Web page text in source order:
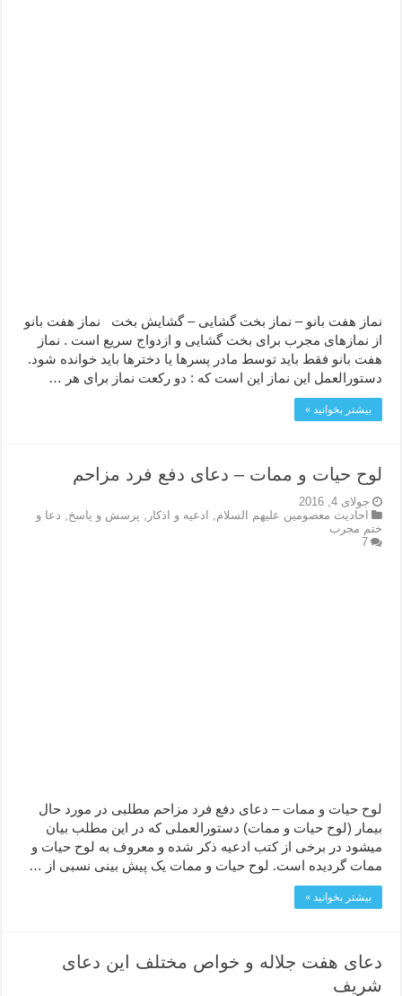
نماز هفت بانو – نماز بخت گشایی – گشایش بخت نماز هفت بانو
از نمازهای مجرب برای بخت گشایی و ازدواج سریع است . نماز
هفت بانو فقط باید توسط مادر پسرها یا دخترها باید خوانده شود.
دستورالعمل این نماز این است که : دو رکعت نماز برای هر …
بیشتر بخوانید »
لوح حیات و ممات – دعای دفع فرد مزاحم
جولای 4, 2016
احاديث معصومين عليهم السلام, ادعيه و اذكار , پرسش و پاسخ, دعا و
ختم مجرب
7
لوح حیات و ممات – دعای دفع فرد مزاحم مطلبی در مورد حال
بیمار (لوح حیات و ممات) دستورالعملی که در این مطلب بیان
میشود در برخی از کتب ادعیه ذکر شده و معروف به لوح حیات و
ممات گردیده است. لوح حیات و ممات یک پیش بینی نسبی از …
بیشتر بخوانید »
دعای هفت جلاله و خواص مختلف این دعای
شریف